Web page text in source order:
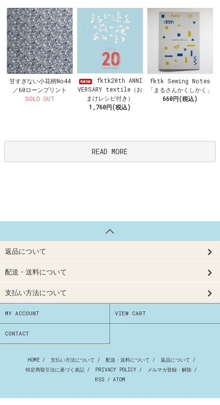
甘すぎない小花柄No44
／60ローンプリント
SOLD OUT
fktk20th ANNI
VERSARY textile（お
まけレシピ付き）
1,760円(税込)
fktk Sewing Notes
「まるさんかくしかく」
660円(税込)
READ MORE
返品について
配送・送料について
支払い方法について
MY ACCOUNT VIEW CART
CONTACT
HOME / 支払い方法について / 配送・送料について / 返品について /
特定商取引法に基づく表記 / PRIVACY POLICY / メルマガ登録・解除 /
RSS / ATOM